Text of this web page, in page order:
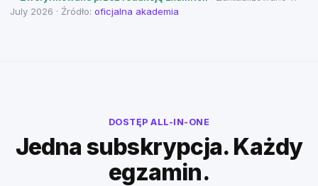
July 2026 · Źródło: oficjalna akademia
DOSTĘP ALL-IN-ONE
Jedna subskrypcja. Każdy
egzamin.